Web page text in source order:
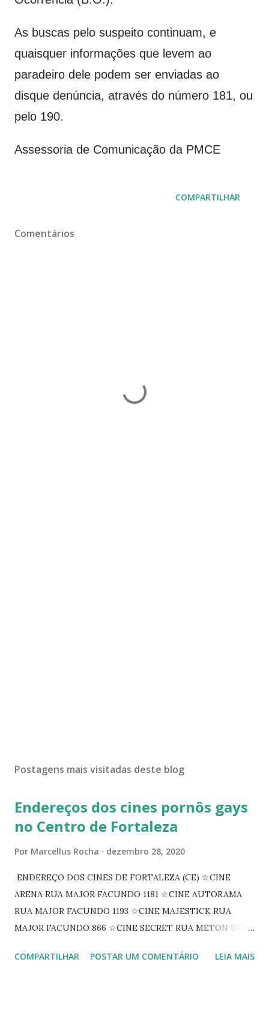
As buscas pelo suspeito continuam, e
quaisquer informações que levem ao
paradeiro dele podem ser enviadas ao
disque denúncia, através do número 181, ou
pelo 190.
Assessoria de Comunicação da PMCE
COMPARTILHAR
Comentários
Postagens mais visitadas deste blog
Endereços dos cines pornôs gays
no Centro de Fortaleza
Por Marcellus Rocha dezembro 28, 2020
ENDEREÇO DOS CINES DE FORTALEZA (CE) ☆CINE
ARENA RUA MAJOR FACUNDO 1181 ☆CINE AUTORAMA
RUA MAJOR FACUNDO 1193 ☆CINE MAJESTICK RUA
MAJOR FACUNDO 866 ☆CINE SECRET RUA METON DE
PEIXOTO 1307 ☆CINE IRIS RUA FLORIANO PEIXOTO 1206
COMPARTILHAR POSTAR UM COMENTÁRIO LEIA MAIS